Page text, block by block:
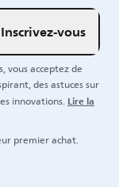
Inscrivez-vous
vous acceptez de
des astuces sur
innovations.Lire la
premier achat.